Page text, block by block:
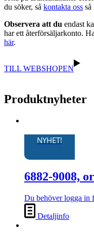
du söker, så kontakta oss så
Observera att du endast
har ett återförsäljarkonto.
här.
TILL WEBSHOPEN
Produktnyheter
NYHET!
6882-9008,
Du behöver logga in
Detaljinfo